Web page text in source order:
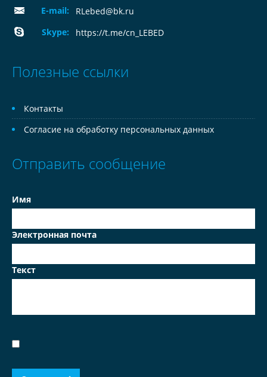
E-mail:
RLebed@bk.ru
Skype:
https://t.me/cn_LEBED
Полезные ссылки
Контакты
Согласие на обработку персональных данных
Отправить сообщение
Имя
Электронная почта
Текст